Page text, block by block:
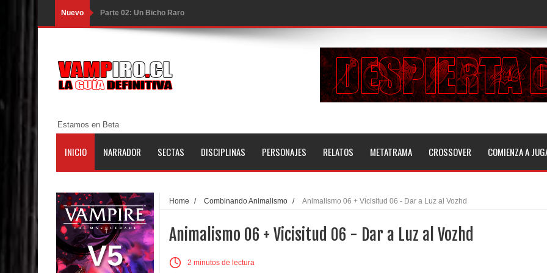
Nuevo Parte 02: Un Bicho Raro
Parte 01: Una Misión de Locos
Parte 03: Forastero en Tierra Muerta
Parte 10: El Secreto
Parte 06: El Trato con los Muertos
Parte 05: Sitiados
Parte 04: Se Descubre el Pastel
Parte 03: Una Piraña en el Bidé
Estamos en Beta
INICIO NARRADOR SECTAS DISCIPLINAS PERSONAJES RELATOS METATRAMA CROSSOVER COMIENZA A
V5
Home / Combinando Animalismo / Animalismo 06 + Vicisitud 06 - Dar a Luz al Vozhd
Animalismo 06 + Vicisitud 06 - Dar a Luz al Vozhd
2 minutos de lectura